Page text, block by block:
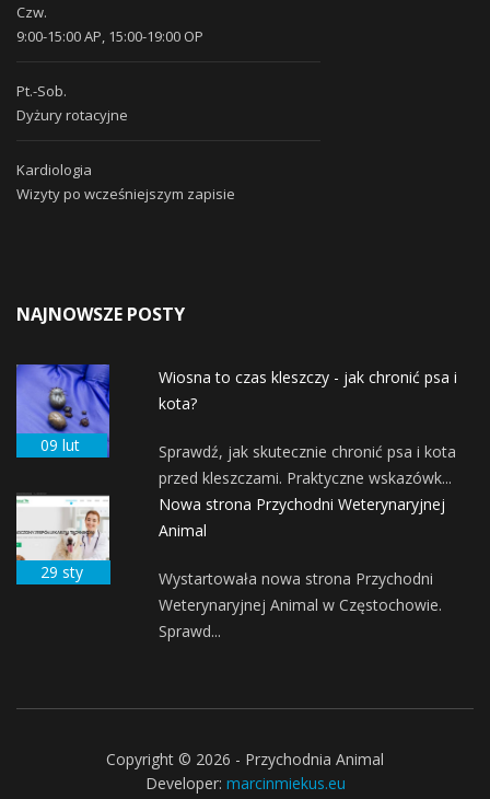
Czw.
9:00-15:00 AP, 15:00-19:00 OP
Pt.-Sob.
Dyżury rotacyjne
Kardiologia
Wizyty po wcześniejszym zapisie
NAJNOWSZE POSTY
09 lut
Wiosna to czas kleszczy - jak chronić psa i
kota?
Sprawdź, jak skutecznie chronić psa i kota
przed kleszczami. Praktyczne wskazówk...
29 sty
Nowa strona Przychodni Weterynaryjnej
Animal
Wystartowała nowa strona Przychodni
Weterynaryjnej Animal w Częstochowie.
Sprawd...
Copyright © 2026 - Przychodnia Animal
Developer: marcinmiekus.eu